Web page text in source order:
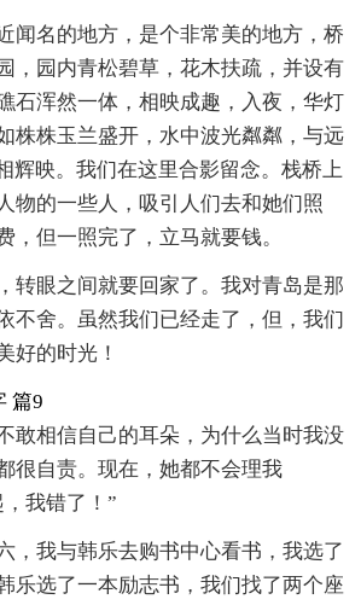
闻名的地方，是个非常美的地方，桥
，园内青松碧草，花木扶疏，并设有
石浑然一体，相映成趣，入夜，华灯
株株玉兰盛开，水中波光粼粼，与远
辉映。我们在这里合影留念。栈桥上
物的一些人，吸引人们去和她们照
，但一照完了，立马就要钱。
转眼之间就要回家了。我对青岛是那
不舍。虽然我们已经走了，但，我们
好的时光！
篇9
敢相信自己的耳朵，为什么当时我没
很自责。现在，她都不会理我
我错了！”
，我与韩乐去购书中心看书，我选了
乐选了一本励志书，我们找了两个座